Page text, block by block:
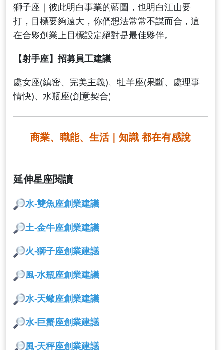
獅子座｜彼此明白事業的藍圖，也明白江山要
打，目標要夠遠大，你們想法常常不謀而合，這
在合夥創業上目標設定絕對是最佳夥伴。
【射手座】招募員工建議
處女座(縝密、完美主義)、牡羊座(果斷、處理事
情快)、水瓶座(創意契合)
商業、職能、生活｜知識 都在有感說
延伸星座閱讀
水-雙魚座創業建議
土-金牛座創業建議
火-獅子座創業建議
風-水瓶座創業建議
水-天蠍座創業建議
水-巨蟹座創業建議
風-天秤座創業建議